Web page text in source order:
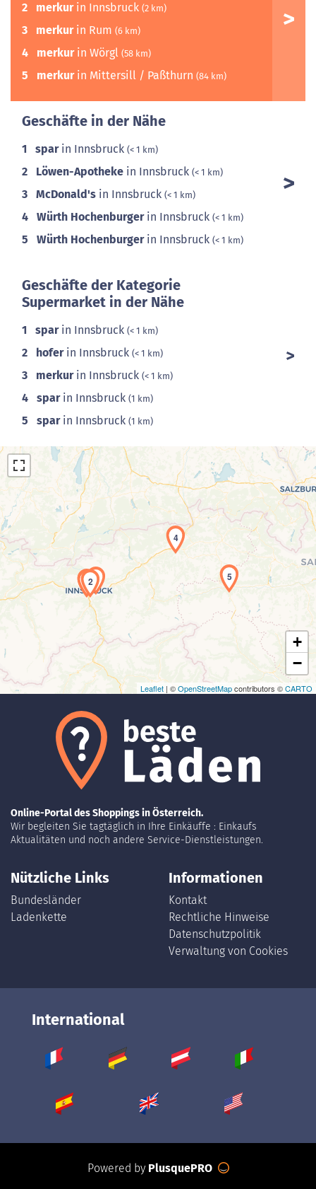
2 merkurin Innsbruck (2 km)
3 merkurin Rum (6 km)
4 merkurin Wörgl (58 km)
5 merkurin Mittersill / Paßthurn (84 km)
Geschäfte in der Nähe
1 sparin Innsbruck (< 1 km)
2 Löwen-Apotheke in Innsbruck (< 1 km)
3 McDonald's in Innsbruck (< 1 km)
4 Würth Hochenburgerin Innsbruck (< 1 km)
5 Würth Hochenburgerin Innsbruck (< 1 km)
Geschäfte der Kategorie
Supermarket in der Nähe
1 sparin Innsbruck (< 1 km)
2 hoferin Innsbruck (< 1 km)
3 merkurin Innsbruck (< 1 km)
4 sparin Innsbruck (1 km)
5 sparin Innsbruck (1 km)
Laden der Karte...
123
4
5
+
−
Leaflet | ©OpenStreetMapcontributors ©CARTO
Online-Portal des Shoppings in Österreich.
Wir begleiten Sie tagtäglich in Ihre Einkäuffe : Einkaufs
Aktualitäten und noch andere Service-Dienstleistungen.
Nützliche Links
Bundesländer
Ladenkette
Informationen
Kontakt
Rechtliche Hinweise
Datenschutzpolitik
Verwaltung von Cookies
International
Powered by PlusquePRO